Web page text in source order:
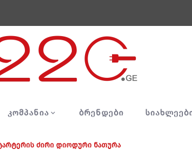
ᲙᲝᲛᲞᲐᲜᲘᲐ ᲑᲠᲔᲜᲓᲔᲑᲘ
სტარტერის ძირი დიოდური ნათურა